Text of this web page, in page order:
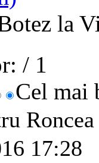
la
/ 1
Cel mai
17:28